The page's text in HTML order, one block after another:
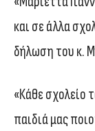
και σε άλλα
δήλωση του κ.
«Κάθε σχολείο
παιδιά μας